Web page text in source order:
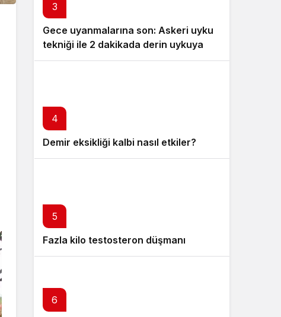
3
Gece uyanmalarına son: Askeri uyku
tekniği ile 2 dakikada derin uykuya
dalın
4
Demir eksikliği kalbi nasıl etkiler?
5
Fazla kilo testosteron düşmanı
6